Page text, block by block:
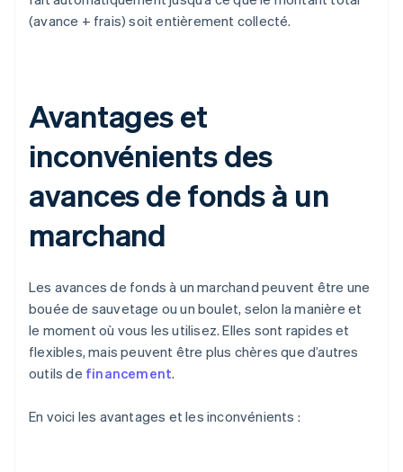
(avance + frais) soit entièrement collecté.
Avantages et
inconvénients des
avances de fonds à un
marchand
Les avances de fonds à un marchand peuvent être une
bouée de sauvetage ou un boulet, selon la manière et
le moment où vous les utilisez. Elles sont rapides et
flexibles, mais peuvent être plus chères que d’autres
outils de financement.
En voici les avantages et les inconvénients :